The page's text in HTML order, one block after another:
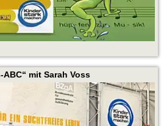
mit Sarah Voss